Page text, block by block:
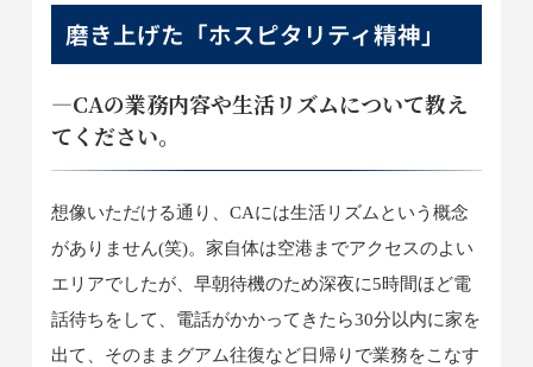
磨き上げた「ホスピタリティ精神」
―CAの業務内容や生活リズムについて教え
てください。
想像いただける通り、CAには生活リズムという概念
がありません(笑)。家自体は空港までアクセスのよい
エリアでしたが、早朝待機のため深夜に5時間ほど電
話待ちをして、電話がかかってきたら30分以内に家を
出て、そのままグアム往復など日帰りで業務をこなす